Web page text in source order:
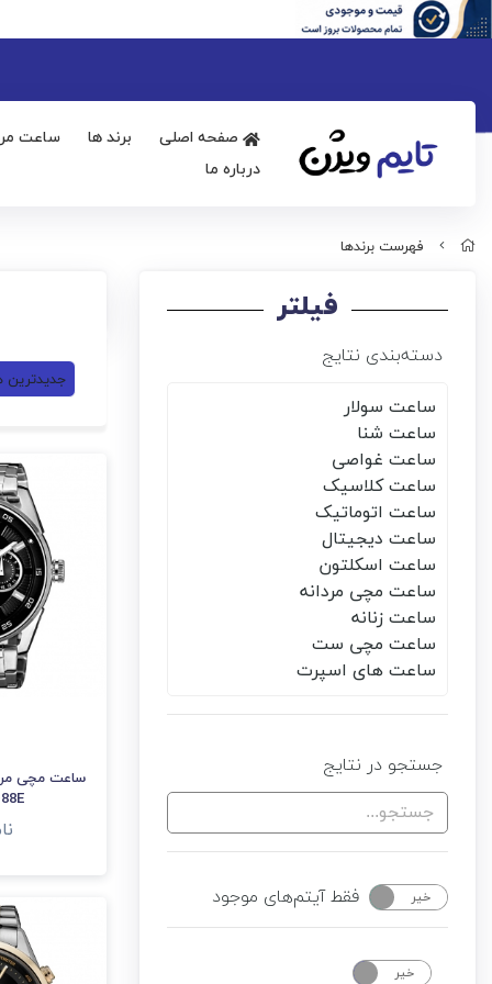
صفحه اصلی برند ها ساعت
درباره ما
فهرست برندها
فیلتر
دسته‌بندی نتایج
ساعت سولار
ساعت شنا
ساعت غواصی
ساعت کلاسیک
ساعت اتوماتیک
ساعت دیجیتال
ساعت اسکلتون
ساعت مچی مردانه
ساعت زنانه
ساعت مچی ست
ساعت های اسپرت
جستجو در نتایج
بله خیر فقط آیتم‌های موجود
خیر
جدیدترین
ساعت مچی